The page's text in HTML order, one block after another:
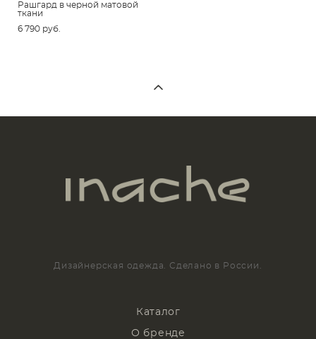
Рашгард в черной матовой
ткани
6 790 pуб.
Дизайнерская одежда. Сделано в России.
Каталог
О бренде